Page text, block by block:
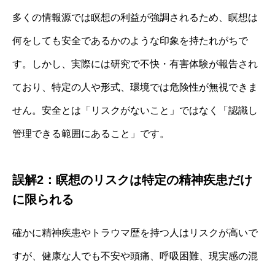
多くの情報源では瞑想の利益が強調されるため、瞑想は
何をしても安全であるかのような印象を持たれがちで
す。しかし、実際には研究で不快・有害体験が報告され
ており、特定の人や形式、環境では危険性が無視できま
せん。安全とは「リスクがないこと」ではなく「認識し
管理できる範囲にあること」です。
誤解2：瞑想のリスクは特定の精神疾患だけ
に限られる
確かに精神疾患やトラウマ歴を持つ人はリスクが高いで
すが、健康な人でも不安や頭痛、呼吸困難、現実感の混